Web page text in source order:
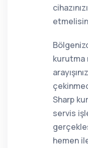
kurutma
Sharp
servis
hemen